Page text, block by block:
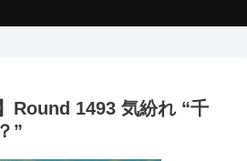
Round 1493 気紛れ “千
”